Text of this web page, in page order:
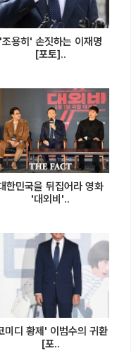
'조용히' 손짓하는 이재명
[포토]..
한민국을 뒤집어라 영화
'대외비'..
미디 황제' 이범수의 귀환
[포..